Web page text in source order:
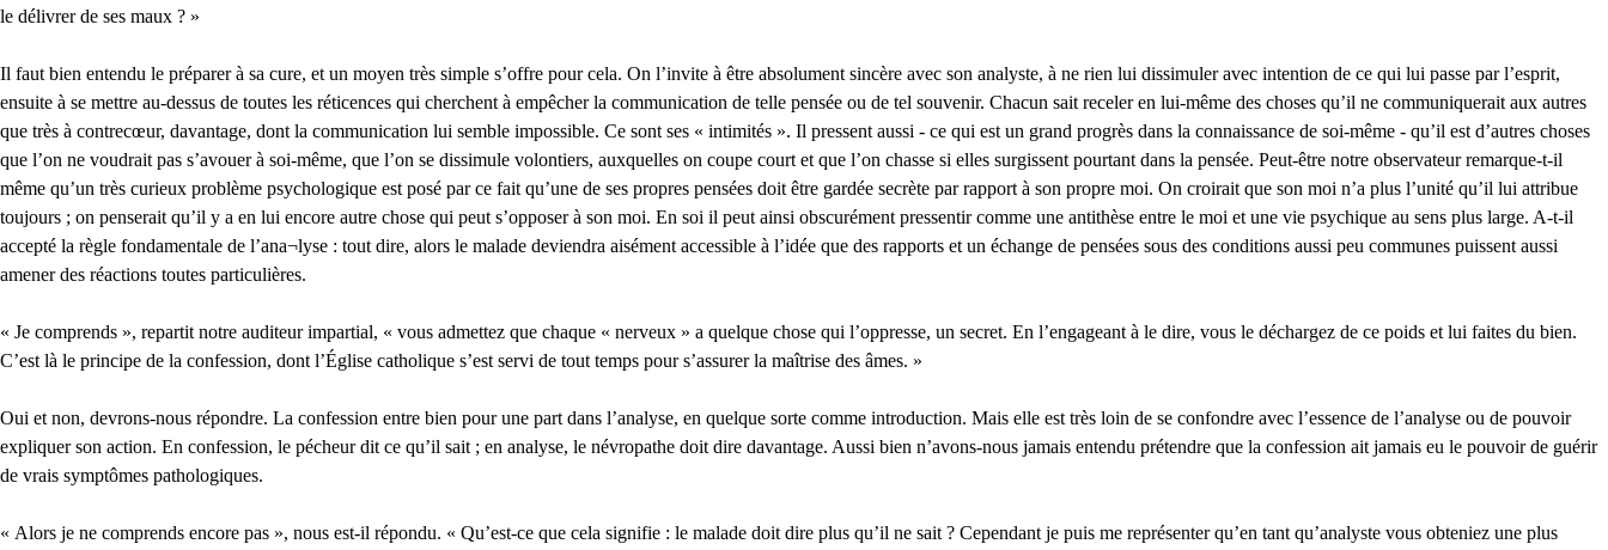
le délivrer de ses maux ? »
Il faut bien entendu le préparer à sa cure, et un moyen très simple s’offre pour cela. On l’invite à être absolument sincère avec son analyste, à ne rien lui dissimuler avec intention de ce qui lui passe par l’esprit,
ensuite à se mettre au-dessus de toutes les réticences qui cherchent à empêcher la communication de telle pensée ou de tel souvenir. Chacun sait receler en lui-même des choses qu’il ne communiquerait aux autres
que très à contrecœur, davantage, dont la communication lui semble impossible. Ce sont ses « intimités ». Il pressent aussi - ce qui est un grand progrès dans la connaissance de soi-même - qu’il est d’autres choses
que l’on ne voudrait pas s’avouer à soi-même, que l’on se dissimule volontiers, auxquelles on coupe court et que l’on chasse si elles surgissent pourtant dans la pensée. Peut-être notre observateur remarque-t-il
même qu’un très curieux problème psychologique est posé par ce fait qu’une de ses propres pensées doit être gardée secrète par rapport à son propre moi. On croirait que son moi n’a plus l’unité qu’il lui attribue
toujours ; on penserait qu’il y a en lui encore autre chose qui peut s’opposer à son moi. En soi il peut ainsi obscurément pressentir comme une antithèse entre le moi et une vie psychique au sens plus large. A-t-il
accepté la règle fondamentale de l’ana¬lyse : tout dire, alors le malade deviendra aisément accessible à l’idée que des rapports et un échange de pensées sous des conditions aussi peu communes puissent aussi
amener des réactions toutes particulières.
« Je comprends », repartit notre auditeur impartial, « vous admettez que chaque « nerveux » a quelque chose qui l’oppresse, un secret. En l’engageant à le dire, vous le déchargez de ce poids et lui faites du bien.
C’est là le principe de la confession, dont l’Église catholique s’est servi de tout temps pour s’assurer la maîtrise des âmes. »
Oui et non, devrons-nous répondre. La confession entre bien pour une part dans l’analyse, en quelque sorte comme introduction. Mais elle est très loin de se confondre avec l’essence de l’analyse ou de pouvoir
expliquer son action. En confession, le pécheur dit ce qu’il sait ; en analyse, le névropathe doit dire davantage. Aussi bien n’avons-nous jamais entendu prétendre que la confession ait jamais eu le pouvoir de guérir
de vrais symptômes pathologiques.
« Alors je ne comprends encore pas », nous est-il répondu. « Qu’est-ce que cela signifie : le malade doit dire plus qu’il ne sait ? Cependant je puis me représenter qu’en tant qu’analyste vous obteniez une plus